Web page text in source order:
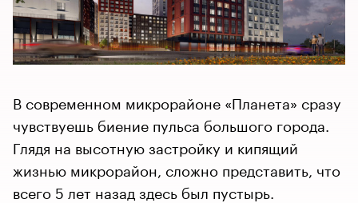
В современном микрорайоне «Планета» сразу
чувствуешь биение пульса большого города.
Глядя на высотную застройку и кипящий
жизнью микрорайон, сложно представить, что
всего 5 лет назад здесь был пустырь.